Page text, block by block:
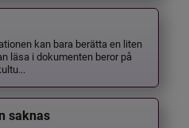
kan bara berätta en liten
läsa i dokumenten beror på
saknas